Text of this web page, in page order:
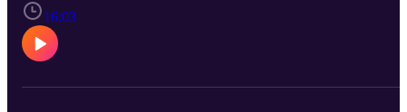
16:03